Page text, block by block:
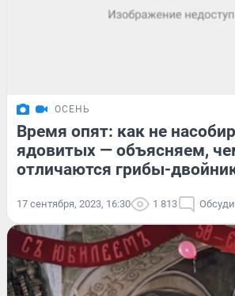
ОСЕНЬ
Время опят: как не
ядовитых — объясняем,
отличаются грибы-
17 сентября, 2023, 16:30 1 813